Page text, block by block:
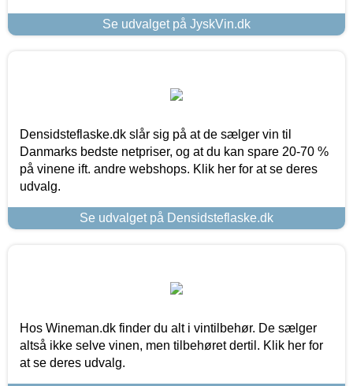
Se udvalget på JyskVin.dk
Densidsteflaske.dk slår sig på at de sælger vin til
Danmarks bedste netpriser, og at du kan spare 20-70 %
på vinene ift. andre webshops. Klik her for at se deres
udvalg.
Se udvalget på Densidsteflaske.dk
Hos Wineman.dk finder du alt i vintilbehør. De sælger
altså ikke selve vinen, men tilbehøret dertil. Klik her for
at se deres udvalg.